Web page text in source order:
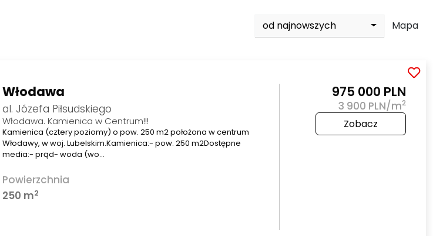
od najnowszych Mapa
Włodawa
al. Józefa Piłsudskiego
Włodawa. Kamienica w Centrum!!!
Kamienica (cztery poziomy) o pow. 250 m2 położona w centrum
Włodawy, w woj. Lubelskim.Kamienica:- pow. 250 m2Dostępne
media:- prąd- woda (wo…
Powierzchnia
250 m2
975 000 PLN
3 900 PLN/m2
Zobacz